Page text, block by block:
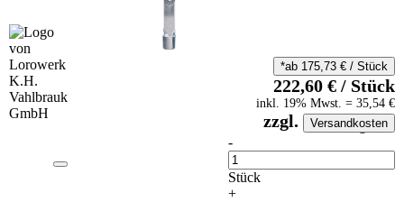
auf Anfrageliste
-
Anzahl
Stück
+
*ab 175,73 €/ Stück
222,60 €/ Stück
inkl. 19% Mwst. = 35,54 €
zzgl. Versandkosten